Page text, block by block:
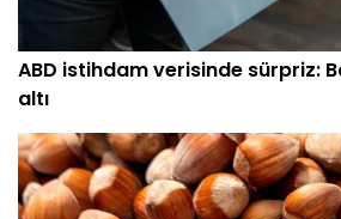
ABD istihdam verisinde sürpriz:
altı